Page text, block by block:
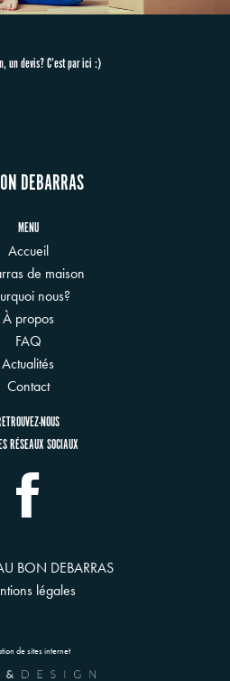
un devis? C’est par ici :)
DEBARRAS
MENU
Accueil
de maison
nous?
À propos
FAQ
Actualités
Contact
NOUS
RÉSEAUX SOCIAUX
BON DEBARRAS
légales
de sites internet